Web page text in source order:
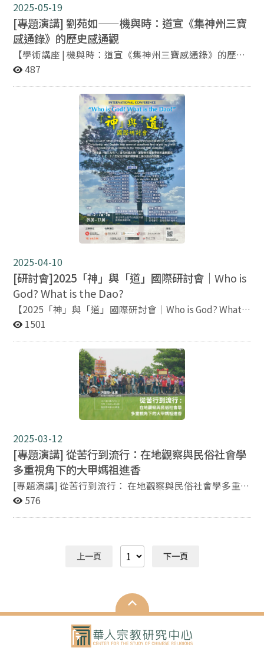
起至 2025 年 10 月 1 日（三） 華人宗教元宇宙實驗特展
日期：2025 年 10 月 7 日（二）至 10 月 9 日（四） 地
點：國立政治大學 達賢圖書館 特展以臺灣道教家族、道
法傳播、道教科儀導覽、MR體驗、實驗及互動展示，配
合宗教實踐、歷史記憶、大眾文化三大研究群的跨域交流
論壇，進一步呈現華人宗教文化的多重面貌。同時也結合
華人文化元宇宙研究中心舉辦「元宇宙數位策展競賽」頒
獎與發表，邀請學生以「策展星際」3D平台創作台灣棒
球文化的數位策展作品，推動文化保存與傳播。 報名連
結：https://reurl.cc/gY3Aqb 扶鸞文化國際學術研討會
日期：2025 年 10 月 8 日（三）至 10 月 12 日（日） 地
點：國立政治大學達賢圖書館、北港武德宮 本次扶鸞文化
國際學術研討會與華人文化元宇宙研究中心年會聯合舉
辦，主題除了聚焦歷史與當代扶鸞文化與儀式，同時也跨
足人工智慧、宗教與數位人文的對話。會議內容從經典文
本到當代科技，廣邀歐亞學者展開跨文化的深度對話。 政
大場：2025 年 10 月 8–9 日，達賢圖書館（達賢講堂、羅
家倫講堂、多功能教室 A–C） 議程：
https://reurl.cc/9n93vX 報名連結：
https://reurl.cc/gY3Aqb （實體／線上同步） 北港武德
宮場：2025 年 10 月 11–12 日，北港武德宮 議程：
https://reurl.cc/4N7bKY 報名連結：
https://reurl.cc/MzxM5p 報名期限：即日起至 2025 年
10 月 2 日（四）中午 12:00 止 2025政大宗教週主辦單位
國立政治大學華人宗教研究中心、宗教研究所、華人文化
des hautes études, EPHE-PSL）、內政部 竭誠歡迎各位
參與！ 聯絡信箱：cscrnccu@gmail.com
2025-05-19
[專題演講] 劉苑如——機與時：道宣《集神州三寶
感通錄》的歷史感通觀
【學術講座 | 機與時：道宣《集神州三寶感通錄》的歷史
感通觀】 本次講座將由中央研究院中國文哲研究所研究
三寶感通錄》，帶領我們走入一個以「機」與「時」為核
心的歷史感通觀。 相較於後世單一的靈驗故事，道宣廣泛
引用志怪、僧傳、感應記，編織出一幅跨越時空、多層次
的感應敘事。他不僅描繪了佛教聖蹟的發生，更試圖從歷
史與宗教哲學角度解釋其發生的「時」與「機」──讓我
們重新思考什麼是歷史、什麼是聖顯（hierophany）。
時間｜5月27日（二）14:00–16:00 地點｜國立政治大學
百年樓一樓106會議廳 主講人｜劉苑如老師（中研院中國
文哲研究所研究員） 主辦單位：政大華人宗教研究中心、
政大宗教研究所 歡迎對佛教研究、歷史哲學、中國文學與
宗教理論有興趣的朋友一同參與！無需報名，自由入場。
487
2025-04-10
[研討會]2025「神」與「道」國際研討會｜Who is
God? What is the Dao?
【2025「神」與「道」國際研討會｜Who is God? What is
the Dao?】 免費報名中！全程參與將由主辦單位保留座席
紀的中西交流史上，來華耶穌會士曾提出一個深具挑戰性
的問題：「神是誰？道又為何？」 為回應這個自近代以來
持續延燒的神學與哲學辯題，本次國際研討會以“Who is
God? What is the Dao?”為主題，集結當代來自猶太教、
基督宗教與道教領域的重量級學者，進行跨宗教、跨文化
的深度對話與學術交流。 研討會時間｜Conference Dates
地點｜Venue 國家圖書館 3樓 國際會議廳 （臺北市中正區
中山南路20號） 講者陣容（部分）｜Selected Speakers
Michel Fedou, SJ（Facultés Loyola Paris） Julien
Darmon（Éditions Albin Michel） John Lagerwey勞格文
（法國高等研究學院榮休教授） 李豐楙（中央研究院院
士） Daniel Canaris 柯修文博士 Benoît Vermander SJ 魏
明德（上海復旦大學教授） Claudia von Collani 柯蘭霓
https://forms.gle/KiSDb14zBpMZ2m3y6 （議程請見報
究學者與關心信仰議題的朋友們參與。我們將共同從不同
宗教視角出發，反思「神是誰？道是什麼？」的深層意
1501
2025-03-12
[專題演講] 從苦行到流行：在地觀察與民俗社會學
多重視角下的大甲媽祖進香
[專題演講] 從苦行到流行： 在地觀察與民俗社會學多重視
角下的大甲媽祖進香 主講者：洪瑩發 政大華人宗教研究
576
上一頁 下一頁